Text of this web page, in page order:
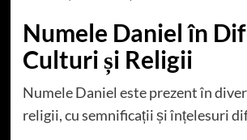
Numele Daniel în
Culturi și Religii
Numele Daniel este prezent în
religii, cu semnificații și înțelesuri